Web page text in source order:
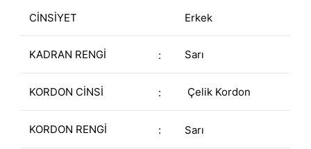
CİNSİYET Erkek
KADRAN RENGİ : Sarı
KORDON CİNSİ : Çelik Kordon
KORDON RENGİ : Sarı